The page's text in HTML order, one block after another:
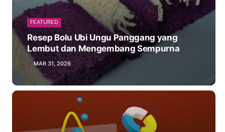
FEATURED
Resep Bolu Ubi Ungu Panggang yang
Lembut dan Mengembang Sempurna
MAR 31, 2026